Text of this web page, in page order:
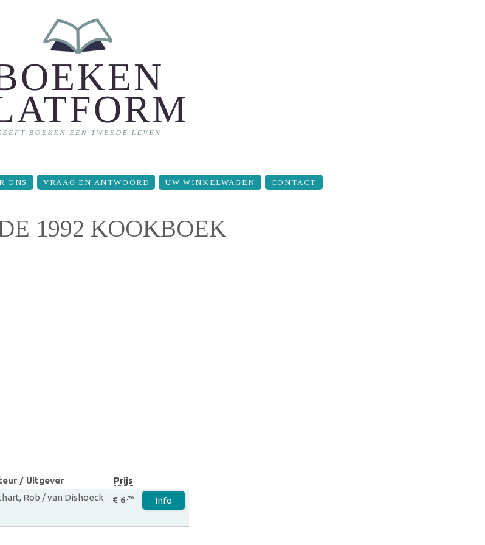
ONS VRAAG EN ANTWOORD UW WINKELWAGEN CONTACT
1992 KOOKBOEK
/ Uitgever
Prijs
Rob / van Dishoeck € 6 ,70 Info